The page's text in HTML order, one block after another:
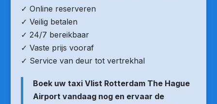
✓ Online reserveren
✓ Veilig betalen
✓ 24/7 bereikbaar
✓ Vaste prijs vooraf
✓ Service van deur tot vertrekhal
Boek uw taxi Vlist Rotterdam The Hague
Airport vandaag nog en ervaar de